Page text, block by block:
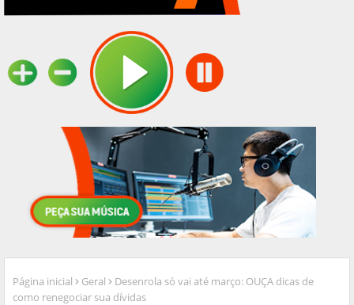
Página inicial Geral
Desenrola só vai até março: OUÇA dicas de
como renegociar sua dívidas